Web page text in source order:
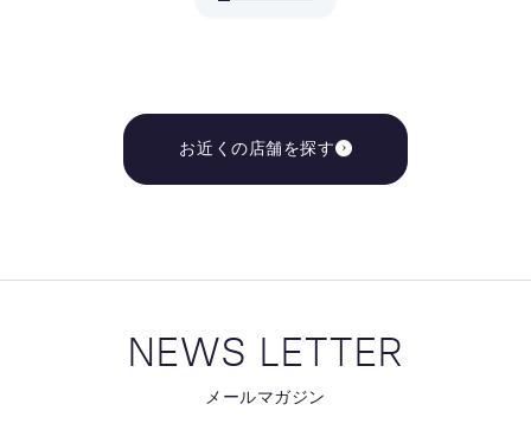
お近くの店舗を探す
NEWS LETTER
メールマガジン